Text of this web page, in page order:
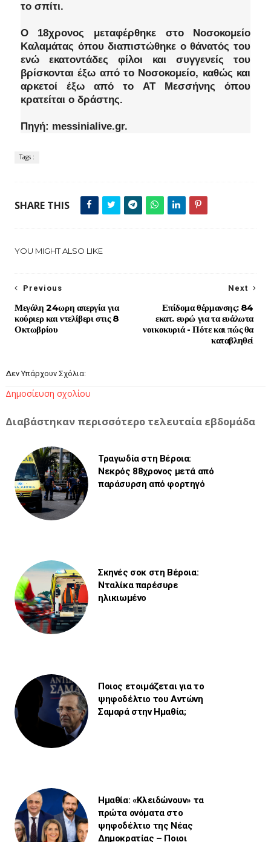
το σπίτι.
Ο 18χρονος μεταφέρθηκε στο Νοσοκομείο
Καλαμάτας όπου διαπιστώθηκε ο θάνατός του
ενώ εκατοντάδες φίλοι και συγγενείς του
βρίσκονται έξω από το Νοσοκομείο, καθώς και
αρκετοί έξω από το ΑΤ Μεσσήνης όπου
κρατείται ο δράστης.
Πηγή: messinialive.gr.
Tags :
SHARE THIS
YOU MIGHT ALSO LIKE
Next
Επίδομα θέρμανσης: 84
εκατ. ευρώ για τα ευάλωτα
νοικοκυριά - Πότε και πώς θα
καταβληθεί
Previous
Μεγάλη 24ωρη απεργία για
κούριερ και ντελίβερι στις 8
Οκτωβρίου
Δεν Υπάρχουν Σχόλια:
Δημοσίευση σχολίου
Διαβάστηκαν περισσότερο τελευταία εβδομάδα
Τραγωδία στη Βέροια:
Νεκρός 88χρονος μετά από
παράσυρση από φορτηγό
Σκηνές σοκ στη Βέροια:
Νταλίκα παρέσυρε
ηλικιωμένο
Ποιος ετοιμάζεται για το
ψηφοδέλτιο του Αντώνη
Σαμαρά στην Ημαθία;
Ημαθία: «Κλειδώνουν» τα
πρώτα ονόματα στο
ψηφοδέλτιο της Νέας
Δημοκρατίας – Ποιοι